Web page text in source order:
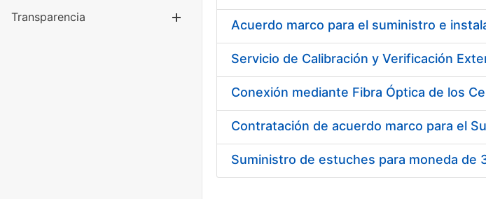
Transparencia Show/Hide
Acuerdo marco para el suministro e
Suministro de estuches para moneda de